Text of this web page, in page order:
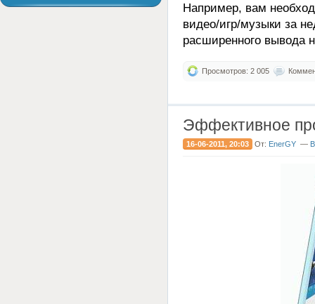
Например, вам
видео/игр/музыки за
расширенного вывода
Просмотров: 2 005
Эффективное
16-06-2011, 20:03 От: EnerGY —